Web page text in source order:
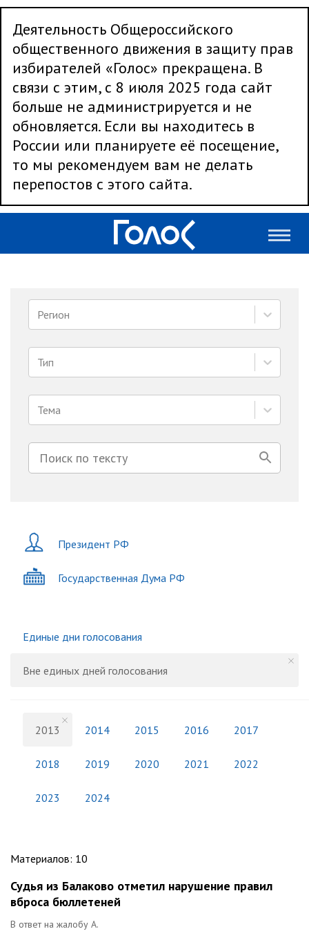
Деятельность Общероссийского
общественного движения в защиту прав
избирателей «Голос» прекращена. В
связи с этим, с 8 июля 2025 года сайт
больше не администрируется и не
обновляется. Если вы находитесь в
России или планируете её посещение,
то мы рекомендуем вам не делать
перепостов с этого сайта.
Регион
Тип
Тема
Президент РФ
Государственная Дума РФ
Единые дни голосования
Вне единых дней голосования
2013 2014 2015 2016 2017
2018 2019 2020 2021 2022
2023 2024
Материалов: 10
Судья из Балаково отметил нарушение правил
вброса бюллетеней
В ответ на жалобу А.